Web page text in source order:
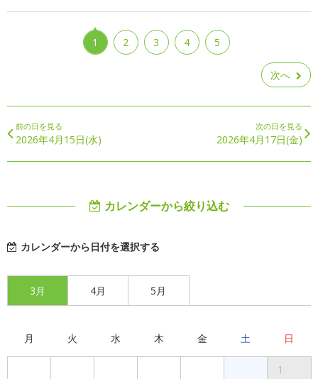
1 2 3 4 5
次へ
前の日を見る
2026年4月15日(水)
次の日を見る
2026年4月17日(金)
カレンダーから絞り込む
カレンダーから日付を選択する
3月 4月 5月
月 火 水 木 金 土 日
1